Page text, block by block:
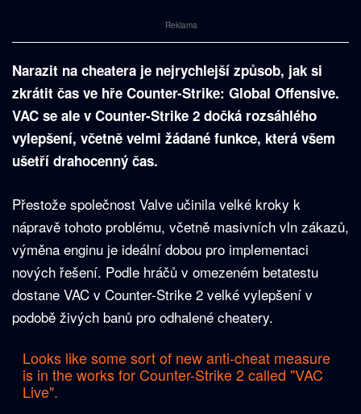
Reklama
Narazit na cheatera je nejrychlejší způsob, jak si
zkrátit čas ve hře Counter-Strike: Global Offensive.
VAC se ale v Counter-Strike 2 dočká rozsáhlého
vylepšení, včetně velmi žádané funkce, která všem
ušetří drahocenný čas.
Přestože společnost Valve učinila velké kroky k
nápravě tohoto problému, včetně masivních vln zákazů,
výměna enginu je ideální dobou pro implementaci
nových řešení. Podle hráčů v omezeném betatestu
dostane VAC v Counter-Strike 2 velké vylepšení v
podobě živých banů pro odhalené cheatery.
Looks like some sort of new anti-cheat measure
is in the works for Counter-Strike 2 called "VAC
Live".